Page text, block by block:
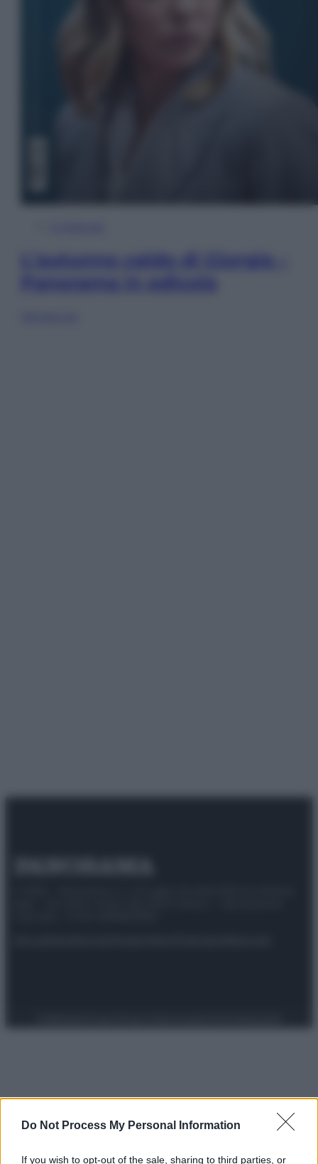
Do Not Process My Personal Information
If you wish to opt-out of the sale, sharing to third parties, or
L’autunno caldo di Giorgia –